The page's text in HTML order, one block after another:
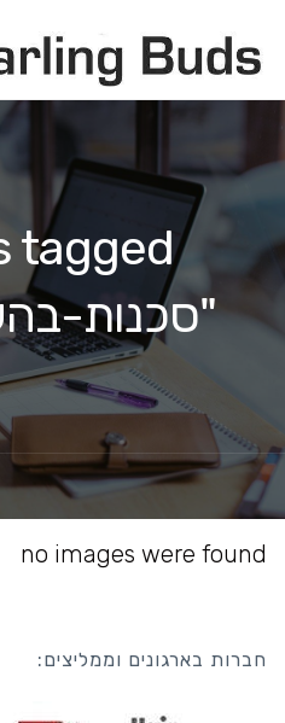
tagged
"סכנות-
no images were found
חברות בארגונים וממליצים: